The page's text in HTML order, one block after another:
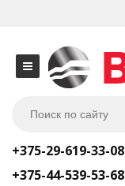
+375-29-619-33-08
+375-44-539-53-68